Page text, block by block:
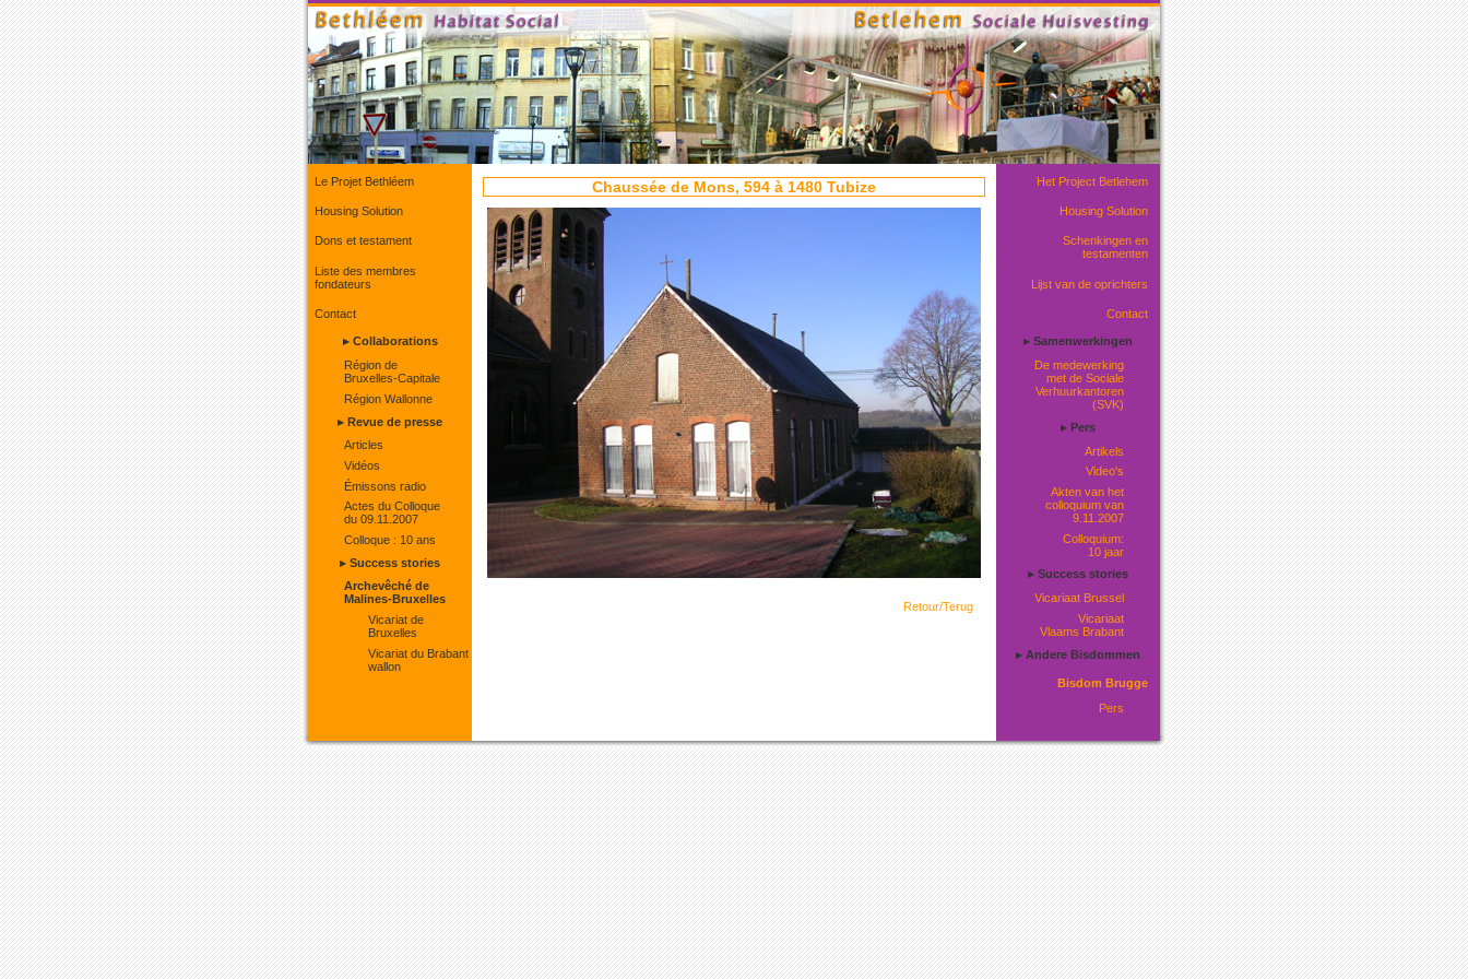
Le Projet Bethléem
Housing Solution
Dons et testament
Liste des membres
fondateurs
Contact
▸ Collaborations
Région de
Bruxelles-Capitale
Région Wallonne
▸ Revue de presse
Articles
Vidéos
Émissons radio
Actes du Colloque
du 09.11.2007
Colloque : 10 ans
▸ Success stories
Archevêché de
Malines-Bruxelles
Vicariat de
Bruxelles
Vicariat du Brabant
wallon
Het Project Betlehem
Housing Solution
Schenkingen en
testamenten
Lijst van de oprichters
Contact
▸ Samenwerkingen
De medewerking
met de Sociale
Verhuurkantoren
(SVK)
▸ Pers
Artikels
Video's
Akten van het
colloquium van
9.11.2007
Colloquium:
10 jaar
▸ Success stories
Vicariaat Brussel
Vicariaat
Vlaams Brabant
▸ Andere Bisdommen
Bisdom Brugge
Pers
Chaussée de Mons, 594 à 1480 Tubize
Retour/Terug